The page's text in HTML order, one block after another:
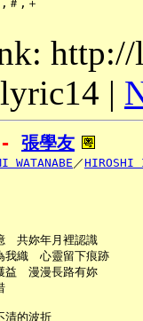
|
- 張學友
WATANABE ／HIROSHI
共妳年月裡認識
織　心靈留下痕跡
　漫漫長路有妳
清的波折